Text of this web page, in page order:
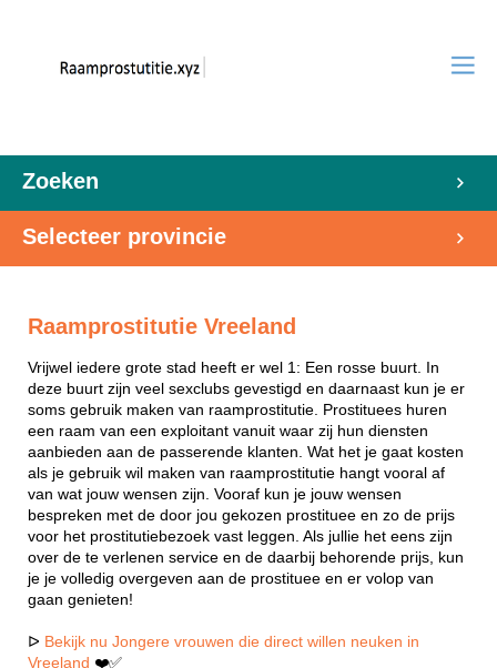
Zoeken
Selecteer provincie
Raamprostitutie Vreeland
Vrijwel iedere grote stad heeft er wel 1: Een rosse buurt. In
deze buurt zijn veel sexclubs gevestigd en daarnaast kun je er
soms gebruik maken van raamprostitutie. Prostituees huren
een raam van een exploitant vanuit waar zij hun diensten
aanbieden aan de passerende klanten. Wat het je gaat kosten
als je gebruik wil maken van raamprostitutie hangt vooral af
van wat jouw wensen zijn. Vooraf kun je jouw wensen
bespreken met de door jou gekozen prostituee en zo de prijs
voor het prostitutiebezoek vast leggen. Als jullie het eens zijn
over de te verlenen service en de daarbij behorende prijs, kun
je je volledig overgeven aan de prostituee en er volop van
gaan genieten!
ᐅ Bekijk nu Jongere vrouwen die direct willen neuken in
Vreeland ❤️✅